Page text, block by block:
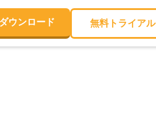
ウンロード 無料トライアル